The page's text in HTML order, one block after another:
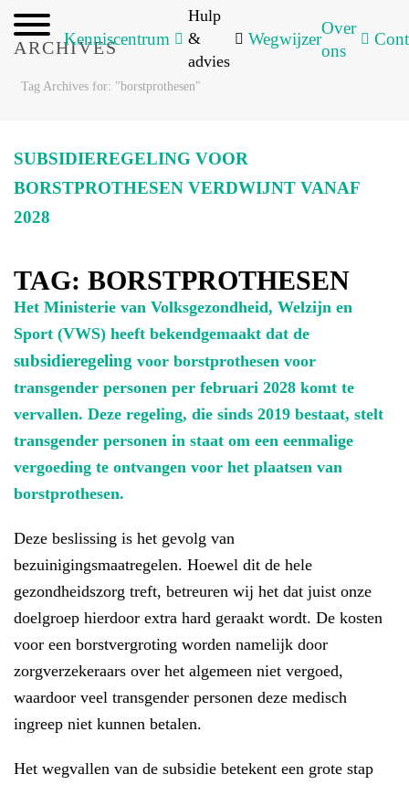
Kenniscentrum
Hulp
&
advies
Wegwijzer
Over
ons
ARCHIVES
Tag Archives for: "borstprothesen"
SUBSIDIEREGELING VOOR
BORSTPROTHESEN VERDWIJNT VANAF
2028
TAG: BORSTPROTHESEN
Het Ministerie van Volksgezondheid, Welzijn en
Sport (VWS) heeft bekendgemaakt dat de
subsidieregeling voor borstprothesen voor
transgender personen per februari 2028 komt te
vervallen. Deze regeling, die sinds 2019 bestaat, stelt
transgender personen in staat om een eenmalige
vergoeding te ontvangen voor het plaatsen van
borstprothesen.
Deze beslissing is het gevolg van
bezuinigingsmaatregelen. Hoewel dit de hele
gezondheidszorg treft, betreuren wij het dat juist onze
doelgroep hierdoor extra hard geraakt wordt. De kosten
voor een borstvergroting worden namelijk door
zorgverzekeraars over het algemeen niet vergoed,
waardoor veel transgender personen deze medisch
ingreep niet kunnen betalen.
Het wegvallen van de subsidie betekent een grote stap